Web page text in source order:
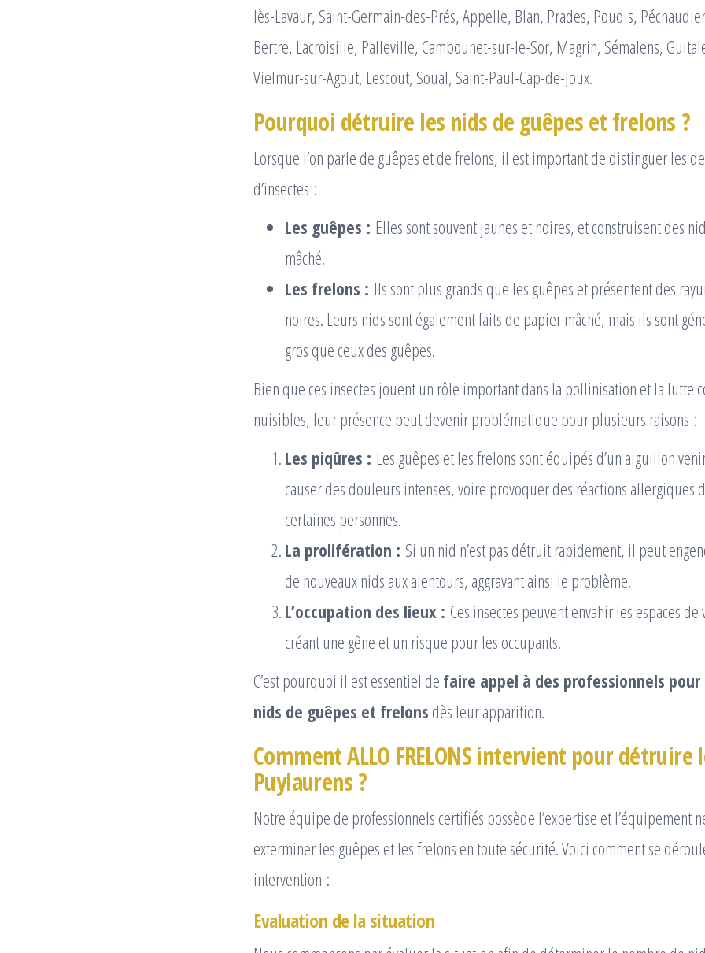
lès-Lavaur, Saint-Germain-des-Prés, Appelle, Blan, Prades, Poudis,
Bertre, Lacroisille, Palleville, Cambounet-sur-le-Sor, Magrin, Sémalens,
Vielmur-sur-Agout, Lescout, Soual, Saint-Paul-Cap-de-Joux.
Pourquoi détruire les nids de guêpes et frelons ?
Lorsque l’on parle de guêpes et de frelons, il est important de distinguer les
d’insectes :
Les guêpes : Elles sont souvent jaunes et noires, et construisent des
mâché.
Les frelons : Ils sont plus grands que les guêpes et présentent des
noires. Leurs nids sont également faits de papier mâché, mais ils sont
gros que ceux des guêpes.
Bien que ces insectes jouent un rôle important dans la pollinisation et la lutte
nuisibles, leur présence peut devenir problématique pour plusieurs raisons :
Les piqûres : Les guêpes et les frelons sont équipés d’un aiguillon
causer des douleurs intenses, voire provoquer des réactions allergiques
certaines personnes.
La prolifération : Si un nid n’est pas détruit rapidement, il peut
de nouveaux nids aux alentours, aggravant ainsi le problème.
L’occupation des lieux : Ces insectes peuvent envahir les espaces
créant une gêne et un risque pour les occupants.
C’est pourquoi il est essentiel de faire appel à des professionnels
nids de guêpes et frelons dès leur apparition.
Comment ALLO FRELONS intervient pour détruire
Puylaurens ?
Notre équipe de professionnels certifiés possède l’expertise et l’équipement
exterminer les guêpes et les frelons en toute sécurité. Voici comment se
intervention :
Evaluation de la situation